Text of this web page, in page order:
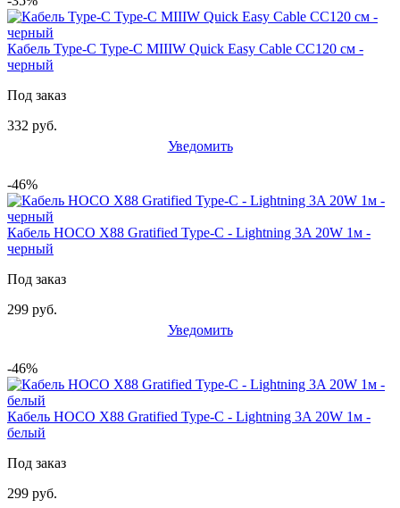
Кабель Type-C Type-C MIIIW Quick Easy Cable CC120 см -
черный
Под заказ
332 руб.
Уведомить
-46%
Кабель HOCO X88 Gratified Type-C - Lightning 3A 20W 1м -
черный
Под заказ
299 руб.
Уведомить
-46%
Кабель HOCO X88 Gratified Type-C - Lightning 3A 20W 1м -
белый
Под заказ
299 руб.